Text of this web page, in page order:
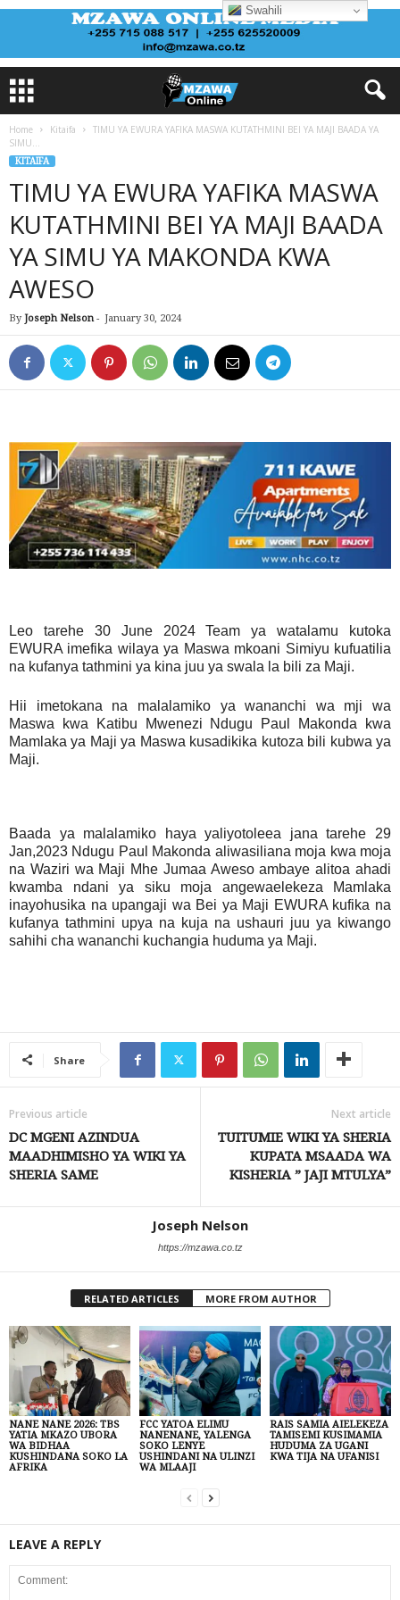
Home Kitaifa
TIMU YA EWURA YAFIKA MASWA KUTATHMINI BEI YA MAJI BAADA YA
SIMU...
KITAIFA
TIMU YA EWURA YAFIKA MASWA
KUTATHMINI BEI YA MAJI BAADA
YA SIMU YA MAKONDA KWA
AWESO
By Joseph Nelson- January 30, 2024
Leo tarehe 30 June 2024 Team ya watalamu kutoka
EWURA imefika wilaya ya Maswa mkoani Simiyu kufuatilia
na kufanya tathmini ya kina juu ya swala la bili za Maji.
Hii imetokana na malalamiko ya wananchi wa mji wa
Maswa kwa Katibu Mwenezi Ndugu Paul Makonda kwa
Mamlaka ya Maji ya Maswa kusadikika kutoza bili kubwa ya
Maji.
Baada ya malalamiko haya yaliyotoleea jana tarehe 29
Jan,2023 Ndugu Paul Makonda aliwasiliana moja kwa moja
na Waziri wa Maji Mhe Jumaa Aweso ambaye alitoa ahadi
kwamba ndani ya siku moja angewaelekeza Mamlaka
inayohusika na upangaji wa Bei ya Maji EWURA kufika na
kufanya tathmini upya na kuja na ushauri juu ya kiwango
sahihi cha wananchi kuchangia huduma ya Maji.
Share
Previous article
DC MGENI AZINDUA
MAADHIMISHO YA WIKI YA
SHERIA SAME
Next article
TUITUMIE WIKI YA SHERIA
KUPATA MSAADA WA
KISHERIA ” JAJI MTULYA”
Joseph Nelson
https://mzawa.co.tz
RELATED ARTICLES MORE FROM AUTHOR
NANE NANE 2026: TBS
YATIA MKAZO UBORA
WA BIDHAA
KUSHINDANA SOKO LA
AFRIKA
FCC YATOA ELIMU
NANENANE, YALENGA
SOKO LENYE
USHINDANI NA ULINZI
WA MLAAJI
RAIS SAMIA AIELEKEZA
TAMISEMI KUSIMAMIA
HUDUMA ZA UGANI
KWA TIJA NA UFANISI
LEAVE A REPLY
Swahili